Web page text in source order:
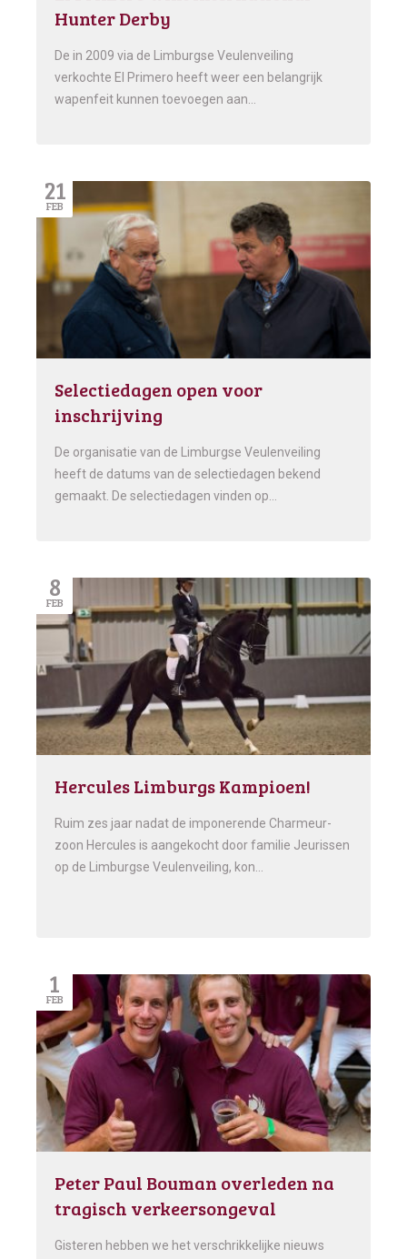
Hunter Derby
De in 2009 via de Limburgse Veulenveiling
verkochte El Primero heeft weer een belangrijk
wapenfeit kunnen toevoegen aan…
21
FEB
Selectiedagen open voor
inschrijving
De organisatie van de Limburgse Veulenveiling
heeft de datums van de selectiedagen bekend
gemaakt. De selectiedagen vinden op…
8
FEB
Hercules Limburgs Kampioen!
Ruim zes jaar nadat de imponerende Charmeur-
zoon Hercules is aangekocht door familie Jeurissen
op de Limburgse Veulenveiling, kon…
1
FEB
Peter Paul Bouman overleden na
tragisch verkeersongeval
Gisteren hebben we het verschrikkelijke nieuws